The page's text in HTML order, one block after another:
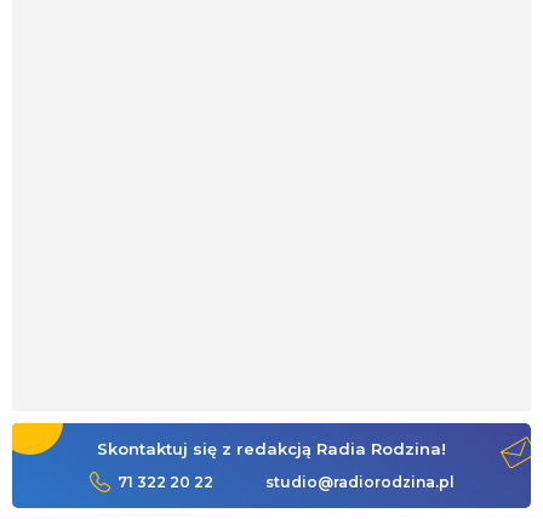
Skontaktuj się z redakcją Radia Rodzina!
71 322 20 22 studio@radiorodzina.pl